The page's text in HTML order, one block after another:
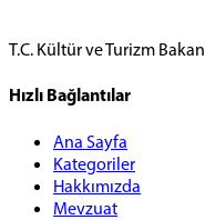
T.C. Kültür ve Turizm
Hızlı Bağlantılar
Ana Sayfa
Kategoriler
Hakkımızda
Mevzuat